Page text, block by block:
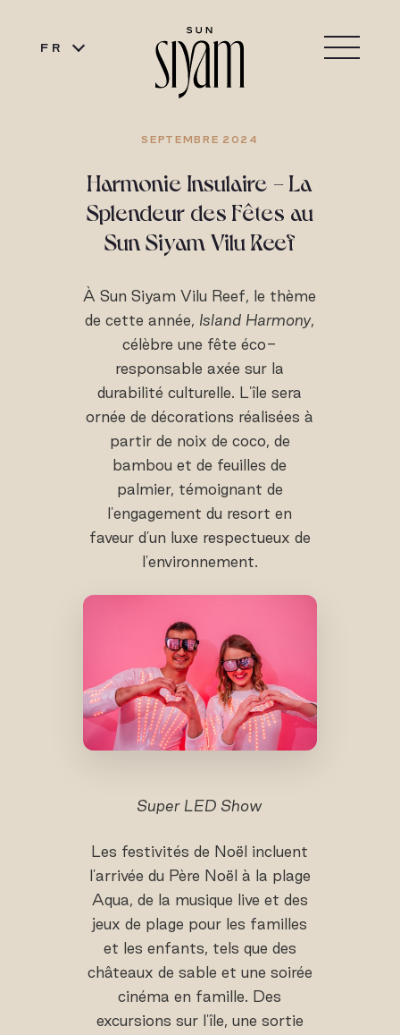
FR
SEPTEMBRE 2024
Harmonie Insulaire - La
Splendeur des Fêtes au
Sun Siyam Vilu Reef
À Sun Siyam Vilu Reef, le thème
de cette année, Island Harmony,
célèbre une fête éco-
responsable axée sur la
durabilité culturelle. L'île sera
ornée de décorations réalisées à
partir de noix de coco, de
bambou et de feuilles de
palmier, témoignant de
l'engagement du resort en
faveur d'un luxe respectueux de
l'environnement.
Super LED Show
Les festivités de Noël incluent
l'arrivée du Père Noël à la plage
Aqua, de la musique live et des
jeux de plage pour les familles
et les enfants, tels que des
châteaux de sable et une soirée
cinéma en famille. Des
excursions sur l'île, une sortie